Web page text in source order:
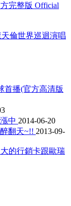
完整版 Official
倫世界巡迴演唱
首播(官方高清版
中 2014-06-20
翻天~!! 2013-09-
的行銷卡跟歐瑞